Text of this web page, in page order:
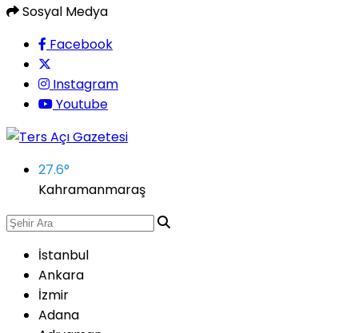
Sosyal Medya
Facebook
Instagram
Youtube
27.6°
Kahramanmaraş
İstanbul
Ankara
İzmir
Adana